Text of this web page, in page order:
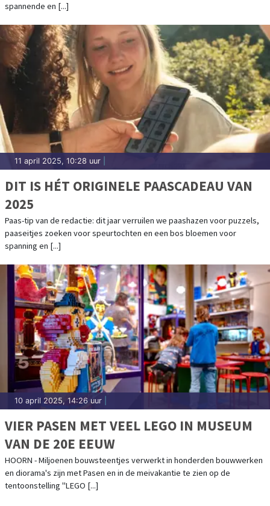
spannende en [...]
11 april 2025, 10:28 uur
DIT IS HÉT ORIGINELE PAASCADEAU VAN
2025
Paas-tip van de redactie: dit jaar verruilen we paashazen voor puzzels,
paaseitjes zoeken voor speurtochten en een bos bloemen voor
spanning en [...]
10 april 2025, 14:26 uur
VIER PASEN MET VEEL LEGO IN MUSEUM
VAN DE 20E EEUW
HOORN - Miljoenen bouwsteentjes verwerkt in honderden bouwwerken
en diorama's zijn met Pasen en in de meivakantie te zien op de
tentoonstelling "LEGO [...]